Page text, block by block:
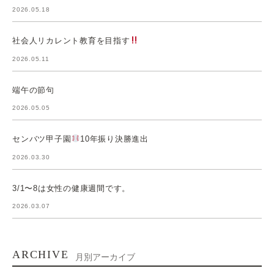
2026.05.18
社会人リカレント教育を目指す
2026.05.11
端午の節句
2026.05.05
センバツ甲子園 10年振り決勝進出
2026.03.30
3/1〜8は女性の健康週間です。
2026.03.07
ARCHIVE 月別アーカイブ